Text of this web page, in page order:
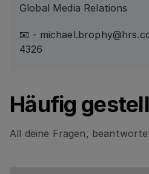
Global Media Relations
📧 -
4326
Häufig
All deine Fragen,